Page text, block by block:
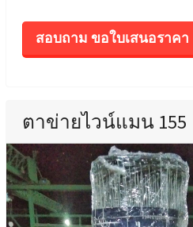
สอบถาม ขอใบเสนอราคา
ตาข่ายไวน์แมน 155